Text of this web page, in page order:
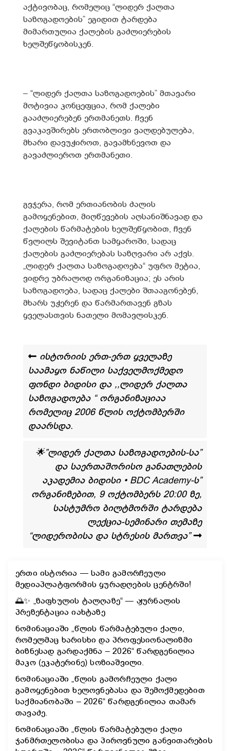
აქტივობაც, რომელიც “ლიდერ ქალთა
საზოგადოების” ეგიდით ტარდება
მიმართულია ქალების გაძლიერების
ხელშეწყობისკენ.
– “ლიდერ ქალთა საზოგადოების” მთავარი
მოტივია კონცეფცია, რომ ქალები
გააძლიერებენ ერთმანეთს. ჩვენ
გვაკავშირებს ერთობლივი ვალდებულება,
მხარი დავუჭიროთ, გავამხნევოთ და
გავაძლიეროთ ერთმანეთი.
გვჯერა, რომ ერთიანობის ძალის
გამოყენებით, მიღწევების აღსანიშნავად და
ქალების წარმატების ხელშეწყობით, ჩვენ
წვლილს შევიტანთ სამყაროში, სადაც
ქალების გაძლიერებას საზღვარი არ აქვს.
„ლიდერ ქალთა საზოგადოება“ უფრო მეტია,
ვიდრე უბრალოდ ორგანიზაცია; ეს არის
საზოგადოება, სადაც ქალები შთააგონებენ,
მხარს უჭერენ და წარმართავენ გზას
ყველასთვის ნათელი მომავლისკენ.
ისტორიის ერთ-ერთ ყველაზე
საამაყო ნაწილი საქველმოქმედო
ფონდი ბიდისი და ,,ლიდერ ქალთა
საზოგადოება “ ორგანიზაციაა
რომელიც 2006 წლის ოქტომბერში
დაარსდა.
🌟”ლიდერ ქალთა საზოგადოების-სა”
და საერთაშორისო განათლების
აკადემია ბიდისი • BDC Academy-ს”
ორგანიზებით, 9 ოქტომბერს 20:00 ზე,
სასტუმრო ბილტმორში ტარდება
ლექცია-სემინარი თემაზე
“ლიდერობისა და სტრესის მართვა”
ერთი ისტორია — სამი გამორჩეული
მედიაპლატფორმის ყურადღების ცენტრში!
🌅✨ „ზაფხულის ტალღაზე“ — ჟურნალის
პრეზენტაცია იახტაზე
ნომინაციაში „წლის წარმატებული ქალი,
რომელმაც ხარისხი და პროფესიონალიზმი
ბიზნესად გარდაქმნა – 2026“ წარდგენილია
მაკო (ეკატერინე) სოზიაშვილი.
ნომინაციაში „წლის გამორჩეული ქალი
გამოყენებით ხელოვნებასა და შემოქმედებით
საქმიანობაში – 2026“ წარდგენილია თამარ
თავაძე.
ნომინაციაში „წლის წარმატებული ქალი
ჯანმრთელობისა და პიროვნული განვითარების